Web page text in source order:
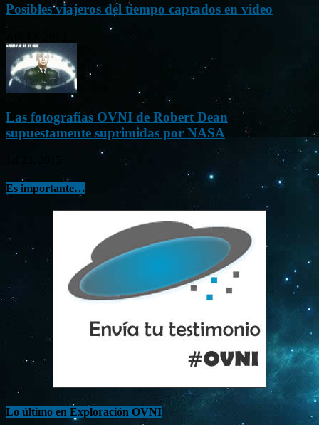
Posibles viajeros del tiempo captados en vídeo
Las fotografías OVNI de Robert Dean
supuestamente suprimidas por NASA
Es importante…
Lo último en Exploración OVNI